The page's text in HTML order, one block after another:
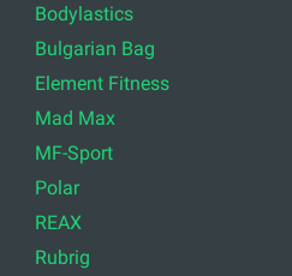
Bodylastics
Bulgarian Bag
Element Fitness
Mad Max
MF-Sport
Polar
REAX
Rubrig